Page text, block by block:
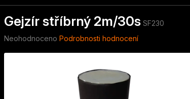
Gejzír stříbrný 2m/30s SF230
Průměrné
Neohodnoceno Podrobnosti hodnocení